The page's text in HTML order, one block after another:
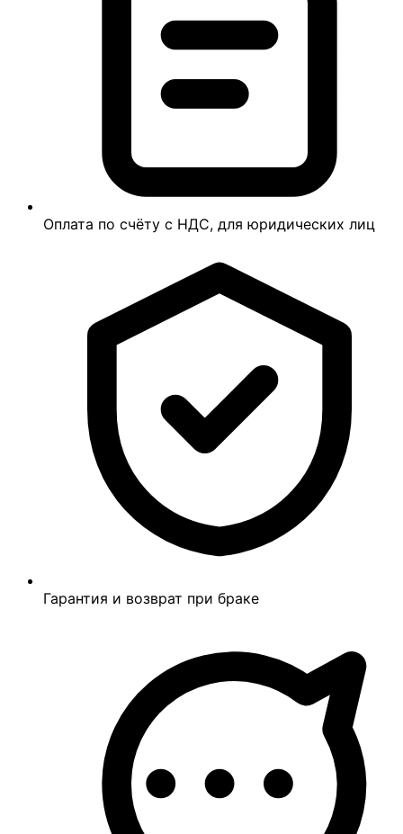
Оплата по счёту с НДС, для юридических лиц
Гарантия и возврат при браке